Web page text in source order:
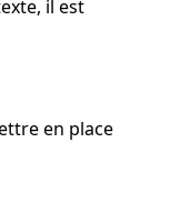
il est
en place